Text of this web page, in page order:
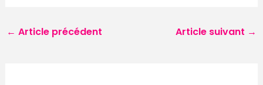
← Article précédent Article suivant →